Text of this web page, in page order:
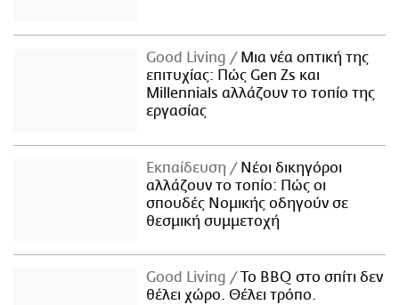
Good Living
Μια νέα οπτική της
επιτυχίας: Πώς Gen Zs και
Millennials αλλάζουν το τοπίο της
εργασίας
Εκπαίδευση
Νέοι δικηγόροι
αλλάζουν το τοπίο: Πώς οι
σπουδές Νομικής οδηγούν σε
θεσμική συμμετοχή
Good Living
Το BBQ στο σπίτι δεν
θέλει χώρο. Θέλει τρόπο.